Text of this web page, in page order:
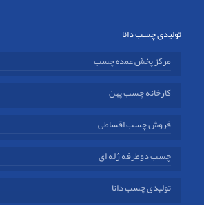
تولیدی چسب دانا
مرکز پخش عمده چسب
کارخانه چسب پهن
فروش چسب اقساطی
چسب دوطرفه ژله ای
تولیدی چسب دانا